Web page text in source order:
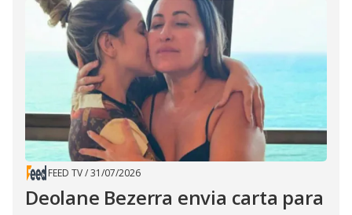
FEED TV/31/07/2026
Deolane Bezerra envia carta para